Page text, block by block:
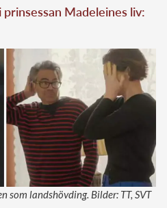
prinsessan Madeleines liv:
som landshövding. Bilder: TT, SVT